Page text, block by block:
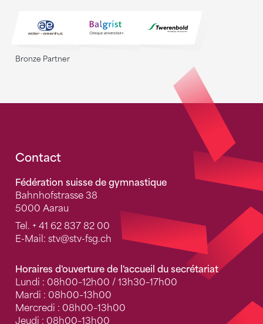
Bronze Partner
Fusszeile
Contact
Fédération suisse de gymnastique
Bahnhofstrasse 38
5000 Aarau
Tel. + 41 62 837 82 00
E-Mail: stv@stv-fsg.ch
Horaires d'ouverture de l'accueil du secrétariat
Lundi : 08h00–12h00 / 13h30–17h00
Mardi : 08h00–13h00
Mercredi : 08h00–13h00
Jeudi : 08h00–13h00